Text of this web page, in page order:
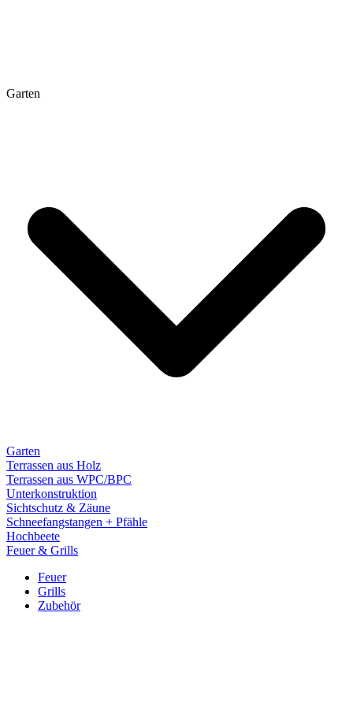
Garten
Garten
Terrassen aus Holz
Terrassen aus WPC/BPC
Unterkonstruktion
Sichtschutz & Zäune
Schneefangstangen + Pfähle
Hochbeete
Feuer & Grills
Feuer
Grills
Zubehör